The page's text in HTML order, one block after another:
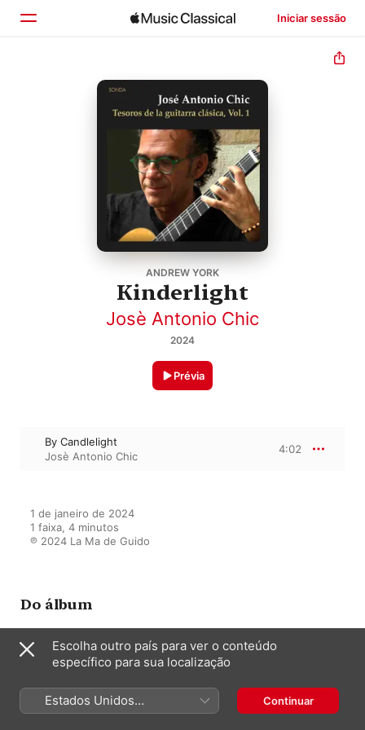
Iniciar sessão
ANDREW YORK
Kinderlight
Josè Antonio Chic
2024
Prévia
By Candlelight
Josè Antonio Chic
4:02
1 de janeiro de 2024
1 faixa, 4 minutos
℗ 2024 La Ma de Guido
Do álbum
Tesoros de la guitarra clásica.
Josè Antonio Chic
Escolha outro país para ver o conteúdo
específico para sua localização
Estados Unidos
(Português Brasil)
Continuar